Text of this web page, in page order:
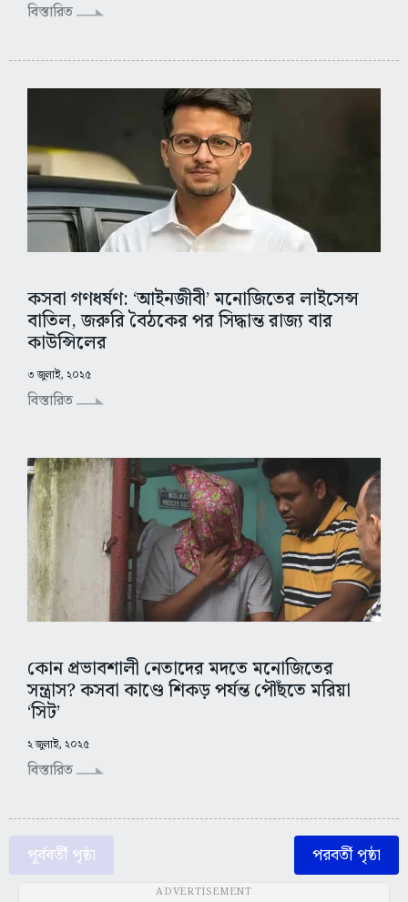
বিস্তারিত
কসবা গণধর্ষণ: ‘আইনজীবী’ মনোজিতের লাইসেন্স
বাতিল, জরুরি বৈঠকের পর সিদ্ধান্ত রাজ্য বার
কাউন্সিলের
৩ জুলাই, ২০২৫
বিস্তারিত
কোন প্রভাবশালী নেতাদের মদতে মনোজিতের
সন্ত্রাস? কসবা কাণ্ডে শিকড় পর্যন্ত পৌঁছতে মরিয়া
‘সিট’
২ জুলাই, ২০২৫
বিস্তারিত
পূর্ববর্তী পৃষ্ঠা পরবর্তী পৃষ্ঠা
ADVERTISEMENT